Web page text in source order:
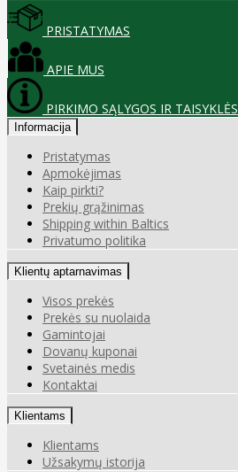
PRISTATYMAS
APIE MUS
PIRKIMO SĄLYGOS IR TAISYKLĖS
Informacija
Pristatymas
Apmokėjimas
Kaip pirkti?
Prekių grąžinimas
Shipping within Baltics
Privatumo politika
Klientų aptarnavimas
Visos prekės
Prekės su nuolaida
Gamintojai
Dovanų kuponai
Svetainės medis
Kontaktai
Klientams
Klientams
Užsakymų istorija